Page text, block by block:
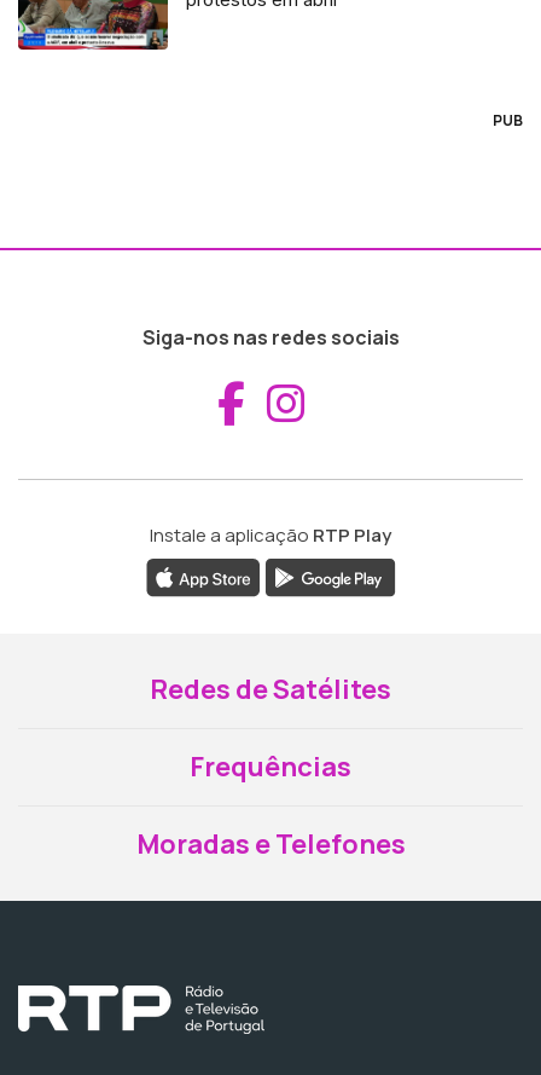
PUB
Siga-nos nas redes sociais
Aceder ao
Instale a aplicação RTP Play
Redes de Satélites
Frequências
Moradas e Telefones